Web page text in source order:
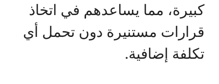
كبيرة، مما يساعدهم في اتخاذ
قرارات مستنيرة دون تحمل أي
تكلفة إضافية.